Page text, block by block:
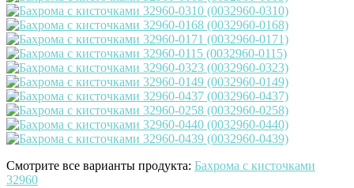
Смотрите все варианты продукта: Бахрома с кисточками
32960